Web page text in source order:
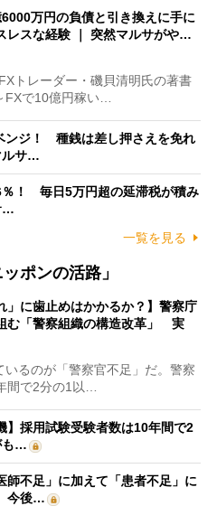
6000万円の負債と引き換えに手に
レスな経験 ｜ 突然マルサがや…
トレーダー・磯貝清明氏の著書
FXで10億円稼い…
ンジ！ 種銭は差し押さえを免れ
ルサ…
％！ 毎日5万円超の延滞税が積み
…
一覧を見る
ポンの活路」
」に歯止めはかかるか？】警察庁
む「警察組織の構造改革」 実
るのが「警察官不足」だ。警察
間で2分の1以…
】採用試験受験者数は10年間で2
も…
師不足」に加えて「患者不足」に
今後…